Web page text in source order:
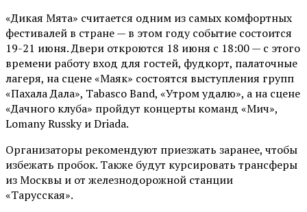
«Дикая Мята» считается одним из самых комфортных
фестивалей в стране — в этом году событие состоится
19-21 июня. Двери откроются 18 июня с 18:00 — с этого
времени работу вход для гостей, фудкорт, палаточные
лагеря, на сцене «Маяк» состоятся выступления групп
«Пахала Дала», Tabasco Band, «Утром удалю», а на сцене
«Дачного клуба» пройдут концерты команд «Мич»,
Lomany Russky и Driada.
Организаторы рекомендуют приезжать заранее, чтобы
избежать пробок. Также будут курсировать трансферы
из Москвы и от железнодорожной станции
«Тарусская».